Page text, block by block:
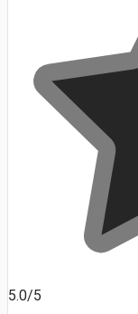
5.0/5